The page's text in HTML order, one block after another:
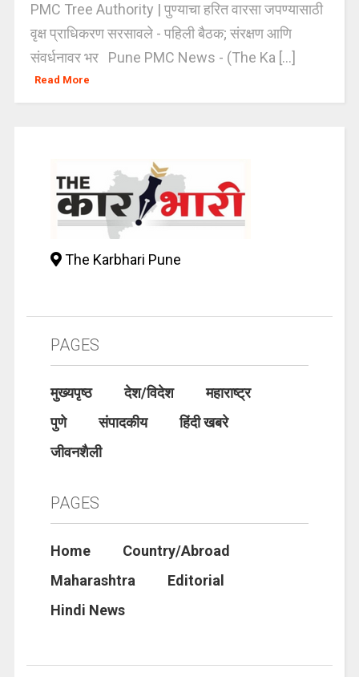
PMC Tree Authority | पुण्याचा हरित वारसा जपण्यासाठी
वृक्ष प्राधिकरण सरसावले - पहिली बैठक; संरक्षण आणि
संवर्धनावर भर Pune PMC News - (The Ka [...]
Read More
The Karbhari Pune
PAGES
मुख्यपृष्ठ देश/विदेश
महाराष्ट्र
पुणे
संपादकीय
हिंदी खबरे
जीवनशैली
PAGES
Home
Country/Abroad
Maharashtra
Editorial
Hindi News